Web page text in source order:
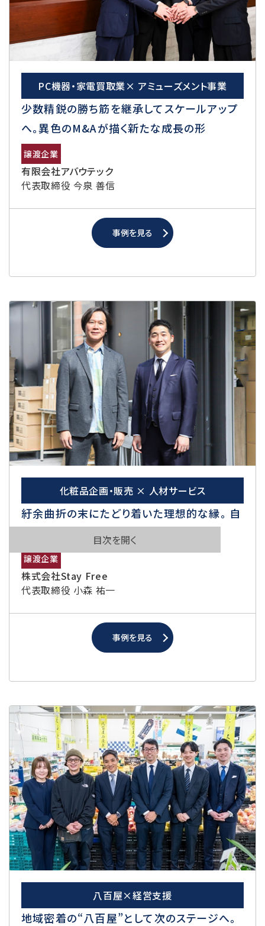
目次を開く
PC機器・家電買取業× アミューズメント事業
少数精鋭の勝ち筋を継承してスケールアップ
へ。異色のM&Aが描く新たな成長の形
譲渡企業
有限会社アバウテック
代表取締役 今泉 善信
事例を見る
化粧品企画・販売 × 人材サービス
紆余曲折の末にたどり着いた理想的な縁。 自
社の強みを伸ばすM&Aの可能性
譲渡企業
株式会社Stay Free
代表取締役 小森 祐一
事例を見る
八百屋×経営支援
地域密着の“八百屋”として次のステージへ。